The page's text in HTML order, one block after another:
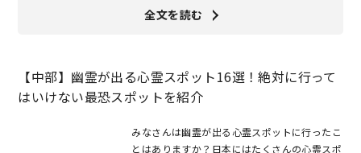
全文を読む
【中部】幽霊が出る心霊スポット16選！絶対に行って
はいけない最恐スポットを紹介
みなさんは幽霊が出る心霊スポットに行ったこ
とはありますか？日本にはたくさんの心霊スポ